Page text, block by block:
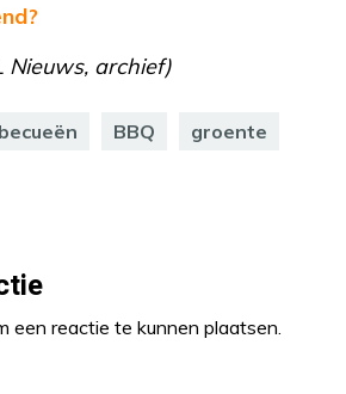
Nieuws, archief)
BBQ groente
een reactie te kunnen plaatsen.